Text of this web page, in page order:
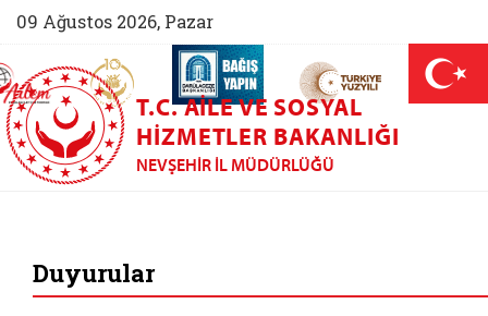
09 Ağustos 2026, Pazar
(yeni sekmede açılır)
AİLEM İletişim Merkezi (yeni sekmede açılır)
Aile ve Nüfus On Yılı (yeni sekmede açılır)
Darülaceze bağış sayfası (yeni
T.C. AILE VE SOSYAL
HIZMETLER BAKANLIĞI
NEVŞEHIR İL MÜDÜRLÜĞÜ
Duyurular